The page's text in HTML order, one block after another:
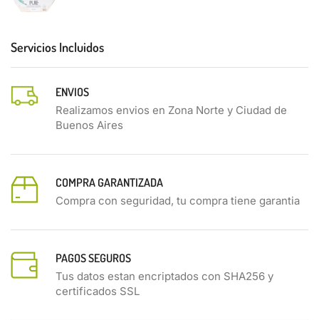
Servicios Incluidos
ENVIOS
Realizamos envios en Zona Norte y Ciudad de
Buenos Aires
COMPRA GARANTIZADA
Compra con seguridad, tu compra tiene garantia
PAGOS SEGUROS
Tus datos estan encriptados con SHA256 y
certificados SSL